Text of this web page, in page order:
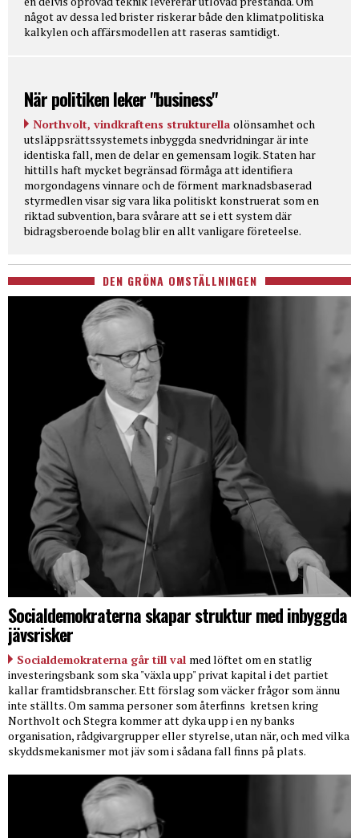
något av dessa led brister riskerar både den klimatpolitiska
kalkylen och affärsmodellen att raseras samtidigt.
När politiken leker "business"
Northvolt, vindkraftens strukturella olönsamhet och
utsläppsrättssystemets inbyggda snedvridningar är inte
identiska fall, men de delar en gemensam logik. Staten har
hittills haft mycket begränsad förmåga att identifiera
morgondagens vinnare och de förment marknadsbaserad
styrmedlen visar sig vara lika politiskt konstruerat som en
riktad subvention, bara svårare att se i ett system där
bidragsberoende bolag blir en allt vanligare företeelse.
DEN GRÖNA OMSTÄLLNINGEN
Socialdemokraterna skapar struktur med inbyggda
jävsrisker
Socialdemokraterna går till val med löftet om en statlig
investeringsbank som ska "växla upp" privat kapital i det partiet
kallar framtidsbranscher. Ett förslag som väcker frågor som ännu
inte ställts. Om samma personer som återfinns kretsen kring
Northvolt och Stegra kommer att dyka upp i en ny banks
organisation, rådgivargrupper eller styrelse, utan när, och med vilka
skyddsmekanismer mot jäv som i sådana fall finns på plats.